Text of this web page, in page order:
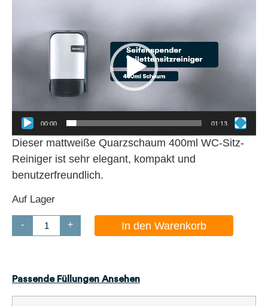
00:00 01:13
Dieser mattweiße Quarzschaum 400ml WC-Sitz-
Reiniger ist sehr elegant, kompakt und
benutzerfreundlich.
Auf Lager
- + In den Warenkorb
Passende Füllungen Ansehen